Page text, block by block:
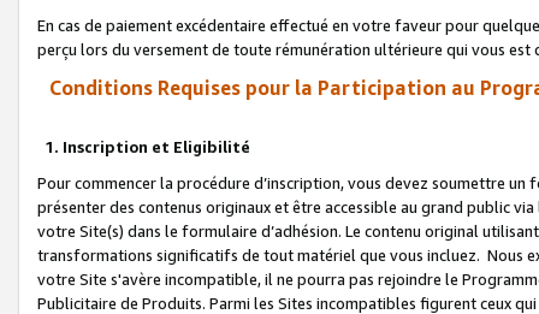
En cas de paiement excédentaire effectué en votre faveur pour
perçu lors du versement de toute rémunération ultérieure qui vous est
Conditions Requises pour la Participation au
1. Inscription et Eligibilité
Pour commencer la procédure d’inscription, vous devez soumettre
présenter des contenus originaux et être accessible au grand public
votre Site(s) dans le formulaire d’adhésion. Le contenu original
transformations significatifs de tout matériel que vous incluez. Nous
votre Site s'avère incompatible, il ne pourra pas rejoindre le
Publicitaire de Produits. Parmi les Sites incompatibles figurent ceux